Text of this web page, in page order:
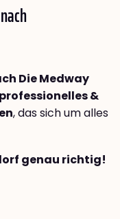
Die Medway
professionelles &
, das sich um alles
genau richtig!